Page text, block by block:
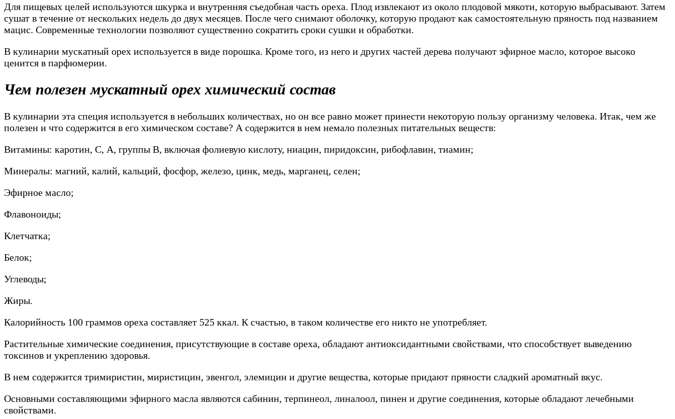
Для пищевых целей используются шкурка и внутренняя съедобная часть ореха. Плод извлекают из около плодовой мякоти, которую выбрасывают. Затем
сушат в течение от нескольких недель до двух месяцев. После чего снимают оболочку, которую продают как самостоятельную пряность под названием
мацис. Современные технологии позволяют существенно сократить сроки сушки и обработки.
В кулинарии мускатный орех используется в виде порошка. Кроме того, из него и других частей дерева получают эфирное масло, которое высоко
ценится в парфюмерии.
Чем полезен мускатный орех химический состав
В кулинарии эта специя используется в небольших количествах, но он все равно может принести некоторую пользу организму человека. Итак, чем же
полезен и что содержится в его химическом составе? А содержится в нем немало полезных питательных веществ:
Витамины: каротин, С, А, группы В, включая фолиевую кислоту, ниацин, пиридоксин, рибофлавин, тиамин;
Минералы: магний, калий, кальций, фосфор, железо, цинк, медь, марганец, селен;
Эфирное масло;
Флавоноиды;
Клетчатка;
Белок;
Углеводы;
Жиры.
Калорийность 100 граммов ореха составляет 525 ккал. К счастью, в таком количестве его никто не употребляет.
Растительные химические соединения, присутствующие в составе ореха, обладают антиоксидантными свойствами, что способствует выведению
токсинов и укреплению здоровья.
В нем содержится тримиристин, миристицин, эвенгол, элемицин и другие вещества, которые придают пряности сладкий ароматный вкус.
Основными составляющими эфирного масла являются сабинин, терпинеол, линалоол, пинен и другие соединения, которые обладают лечебными
свойствами.